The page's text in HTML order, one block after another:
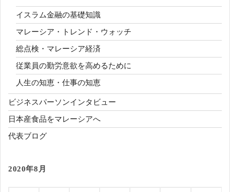
イスラム金融の基礎知識
マレーシア・トレンド・ウォッチ
総点検・マレーシア経済
従業員の勤労意欲を高めるために
人生の知恵・仕事の知恵
ビジネスパーソンインタビュー
日本産食品をマレーシアへ
代表ブログ
2020年8月